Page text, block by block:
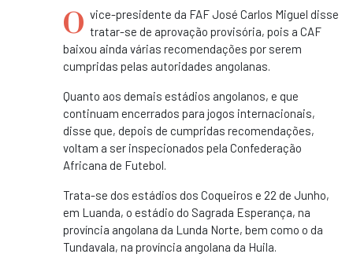
O vice-presidente da FAF José Carlos Miguel disse
tratar-se de aprovação provisória, pois a CAF
baixou ainda várias recomendações por serem
cumpridas pelas autoridades angolanas.
Quanto aos demais estádios angolanos, e que
continuam encerrados para jogos internacionais,
disse que, depois de cumpridas recomendações,
voltam a ser inspecionados pela Confederação
Africana de Futebol.
Trata-se dos estádios dos Coqueiros e 22 de Junho,
em Luanda, o estádio do Sagrada Esperança, na
província angolana da Lunda Norte, bem como o da
Tundavala, na província angolana da Huila.